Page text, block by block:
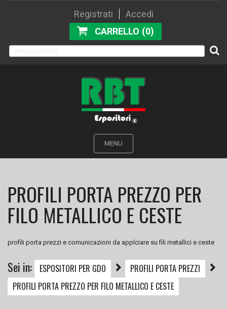
Registrati
Accedi
CARRELLO (0)
MENU
PROFILI PORTA PREZZO PER
FILO METALLICO E CESTE
profili porta prezzi e comunicazioni da applciare su fili metallici e ceste
Sei in: ESPOSITORI PER GDO
PROFILI PORTA PREZZI
PROFILI PORTA PREZZO PER FILO METALLICO E CESTE